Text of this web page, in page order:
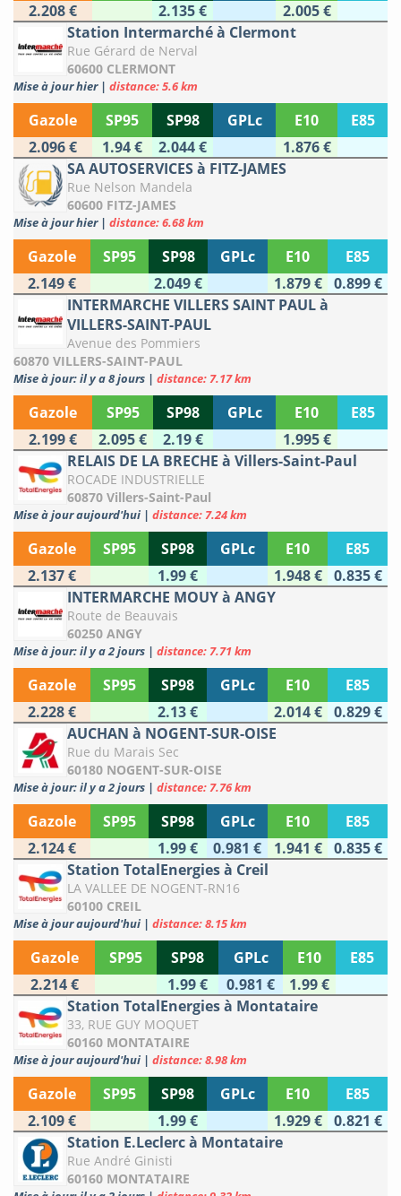
2.208 €
2.135 €
2.005 €
Station Intermarché à Clermont
Rue Gérard de Nerval
60600 CLERMONT
Mise à jour hier | distance: 5.6 km
Gazole SP95 SP98 GPLc E10
E85
2.096 €
1.94 € 2.044 €
1.876 €
SA AUTOSERVICES à FITZ-JAMES
Rue Nelson Mandela
60600 FITZ-JAMES
Mise à jour hier | distance: 6.68 km
Gazole SP95 SP98 GPLc E10
E85
2.149 €
2.049 € 1.879 €
0.899 €
INTERMARCHE VILLERS SAINT PAUL à
VILLERS-SAINT-PAUL
Avenue des Pommiers
60870 VILLERS-SAINT-PAUL
Mise à jour: il y a 8 jours | distance: 7.17 km
Gazole SP95 SP98 GPLc E10
E85
2.199 €
2.095 € 2.19 €
1.995 €
RELAIS DE LA BRECHE à Villers-Saint-Paul
ROCADE INDUSTRIELLE
60870 Villers-Saint-Paul
Mise à jour aujourd'hui | distance: 7.24 km
Gazole SP95 SP98 GPLc E10
E85
2.137 €
1.99 € 1.948 €
0.835 €
INTERMARCHE MOUY à ANGY
Route de Beauvais
60250 ANGY
Mise à jour: il y a 2 jours | distance: 7.71 km
Gazole SP95 SP98 GPLc E10
E85
2.228 €
2.13 € 2.014 €
0.829 €
AUCHAN à NOGENT-SUR-OISE
Rue du Marais Sec
60180 NOGENT-SUR-OISE
Mise à jour: il y a 2 jours | distance: 7.76 km
Gazole SP95 SP98 GPLc E10
E85
2.124 €
1.99 € 0.981 € 1.941 €
0.835 €
Station TotalEnergies à Creil
LA VALLEE DE NOGENT-RN16
60100 CREIL
Mise à jour aujourd'hui | distance: 8.15 km
Gazole SP95 SP98 GPLc E10
E85
2.214 €
1.99 € 0.981 €
1.99 €
Station TotalEnergies à Montataire
33, RUE GUY MOQUET
60160 MONTATAIRE
Mise à jour aujourd'hui | distance: 8.98 km
Gazole SP95 SP98 GPLc E10
E85
2.109 €
1.99 € 1.929 €
0.821 €
Station E.Leclerc à Montataire
Rue André Ginisti
60160 MONTATAIRE